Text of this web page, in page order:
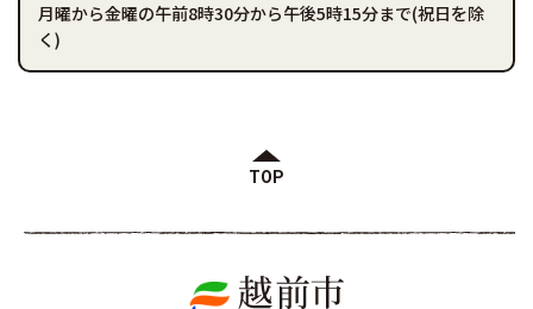
月曜から金曜の午前8時30分から午後5時15分まで(祝日を除
く)
TOP